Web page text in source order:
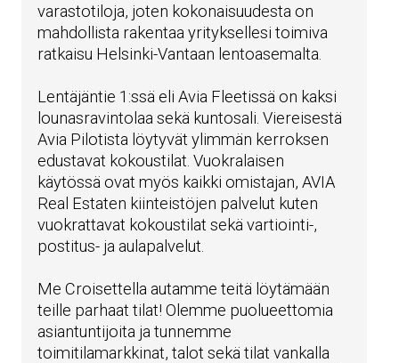
varastotiloja, joten kokonaisuudesta on
mahdollista rakentaa yrityksellesi toimiva
ratkaisu Helsinki-Vantaan lentoasemalta.
Lentäjäntie 1:ssä eli Avia Fleetissä on kaksi
lounasravintolaa sekä kuntosali. Viereisestä
Avia Pilotista löytyvät ylimmän kerroksen
edustavat kokoustilat. Vuokralaisen
käytössä ovat myös kaikki omistajan, AVIA
Real Estaten kiinteistöjen palvelut kuten
vuokrattavat kokoustilat sekä vartiointi-,
postitus- ja aulapalvelut.
Me Croisettella autamme teitä löytämään
teille parhaat tilat! Olemme puolueettomia
asiantuntijoita ja tunnemme
toimitilamarkkinat, talot sekä tilat vankalla